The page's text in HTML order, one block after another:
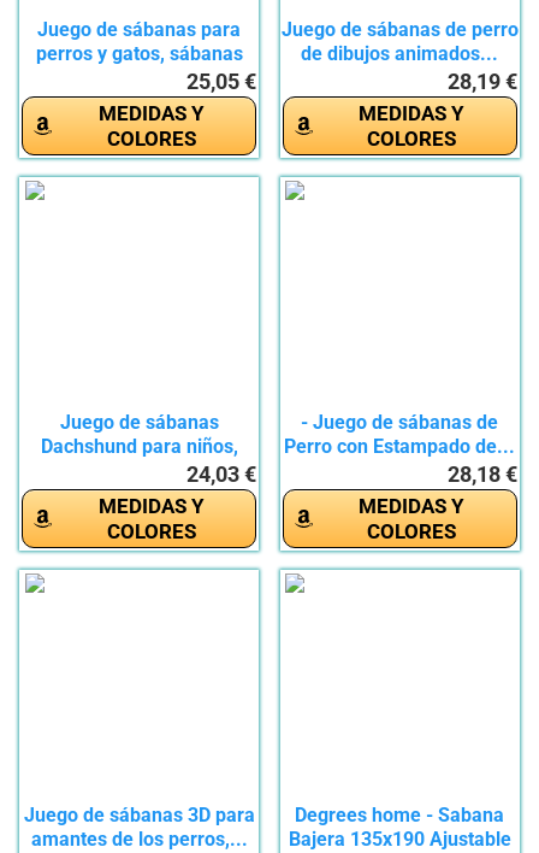
Juego de sábanas para
perros y gatos, sábanas
25,05 €
MEDIDAS Y
COLORES
Juego de sábanas de perro
de dibujos animados...
28,19 €
MEDIDAS Y
COLORES
Juego de sábanas
Dachshund para niños,
24,03 €
MEDIDAS Y
COLORES
- Juego de sábanas de
Perro con Estampado de...
28,18 €
MEDIDAS Y
COLORES
Juego de sábanas 3D para
amantes de los perros,...
Degrees home - Sabana
Bajera 135x190 Ajustable